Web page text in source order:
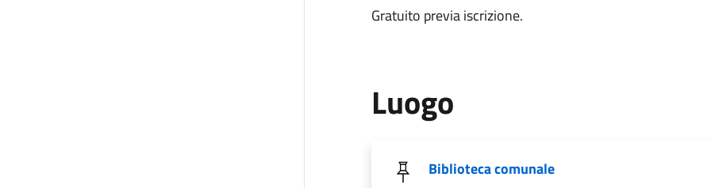
Gratuito previa iscrizione.
Luogo
Biblioteca comunale